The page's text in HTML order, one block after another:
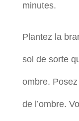
minutes.
Plantez la
sol de sorte
ombre.
de l’ombre.